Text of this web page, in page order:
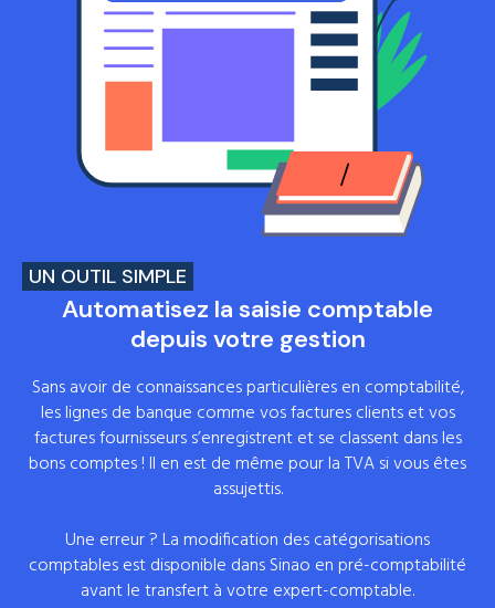
UN OUTIL SIMPLE
Automatisez la saisie comptable
depuis votre gestion
Sans avoir de connaissances particulières en comptabilité,
les lignes de banque comme vos factures clients et vos
factures fournisseurs s’enregistrent et se classent dans les
bons comptes ! Il en est de même pour la TVA si vous êtes
assujettis.
Une erreur ? La modification des catégorisations
comptables est disponible dans Sinao en pré-comptabilité
avant le transfert à votre expert-comptable.